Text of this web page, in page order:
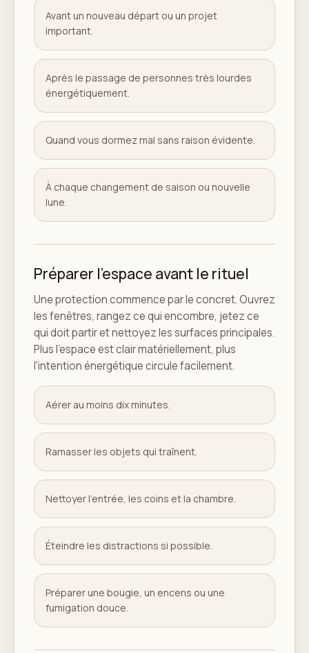
Avant un nouveau départ ou un projet
important.
Après le passage de personnes très lourdes
énergétiquement.
Quand vous dormez mal sans raison évidente.
À chaque changement de saison ou nouvelle
lune.
Préparer l'espace avant le rituel
Une protection commence par le concret. Ouvrez
les fenêtres, rangez ce qui encombre, jetez ce
qui doit partir et nettoyez les surfaces principales.
Plus l'espace est clair matériellement, plus
l'intention énergétique circule facilement.
Aérer au moins dix minutes.
Ramasser les objets qui traînent.
Nettoyer l'entrée, les coins et la chambre.
Éteindre les distractions si possible.
Préparer une bougie, un encens ou une
fumigation douce.